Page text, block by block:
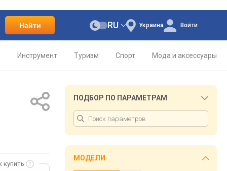
Найти Украина
RU Войти
Инструмент Туризм Спорт Мода и аксессуары
купить
ПОДБОР ПО ПАРАМЕТРАМ
МОДЕЛИ